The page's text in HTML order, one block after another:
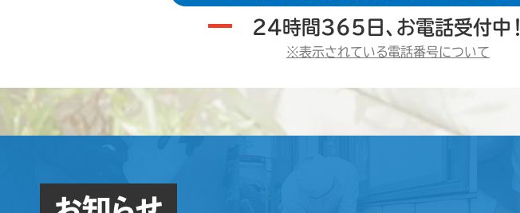
24時間365日、お電話受付中！
※表示されている電話番号について